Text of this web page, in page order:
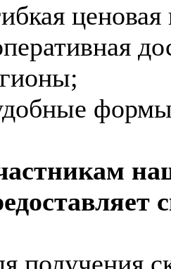
формы